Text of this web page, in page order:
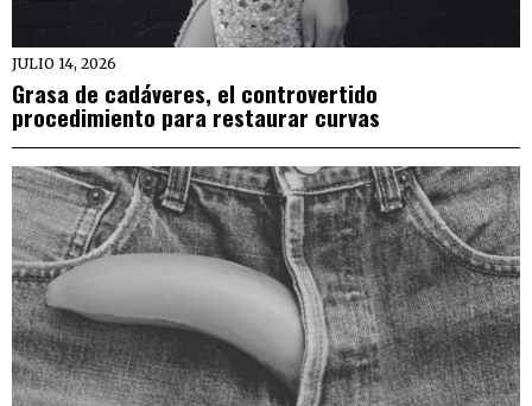
JULIO 14, 2026
Grasa de cadáveres, el controvertido
procedimiento para restaurar curvas